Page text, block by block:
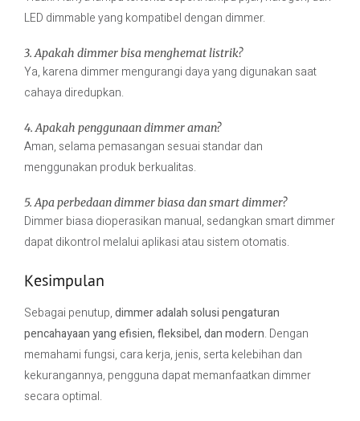
LED dimmable yang kompatibel dengan dimmer.
3. Apakah dimmer bisa menghemat listrik?
Ya, karena dimmer mengurangi daya yang digunakan saat
cahaya diredupkan.
4. Apakah penggunaan dimmer aman?
Aman, selama pemasangan sesuai standar dan
menggunakan produk berkualitas.
5. Apa perbedaan dimmer biasa dan smart dimmer?
Dimmer biasa dioperasikan manual, sedangkan smart dimmer
dapat dikontrol melalui aplikasi atau sistem otomatis.
Kesimpulan
Sebagai penutup,dimmer adalah solusi pengaturan
pencahayaan yang efisien, fleksibel, dan modern. Dengan
memahami fungsi, cara kerja, jenis, serta kelebihan dan
kekurangannya, pengguna dapat memanfaatkan dimmer
secara optimal.